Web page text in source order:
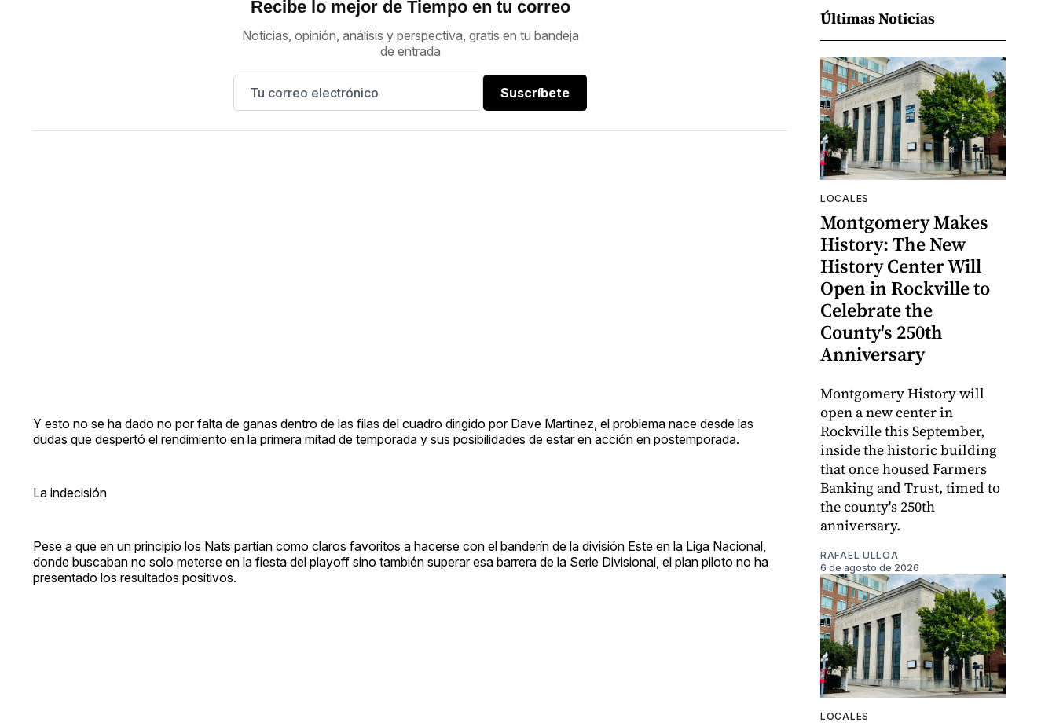
Recibe lo mejor de Tiempo en tu correo
Noticias, opinión, análisis y perspectiva, gratis en tu bandeja
de entrada
Suscríbete
Y esto no se ha dado no por falta de ganas dentro de las filas del cuadro dirigido por Dave Martinez, el problema nace desde las
dudas que despertó el rendimiento en la primera mitad de temporada y sus posibilidades de estar en acción en postemporada.
La indecisión
Pese a que en un principio los Nats partían como claros favoritos a hacerse con el banderín de la división Este en la Liga Nacional,
donde buscaban no solo meterse en la fiesta del playoff sino también superar esa barrera de la Serie Divisional, el plan piloto no ha
presentado los resultados positivos.
Últimas Noticias
LOCALES
Montgomery Makes
History: The New
History Center Will
Open in Rockville to
Celebrate the
County's 250th
Anniversary
Montgomery History will
open a new center in
Rockville this September,
inside the historic building
that once housed Farmers
Banking and Trust, timed to
the county's 250th
anniversary.
RAFAEL ULLOA
6 de agosto de 2026
LOCALES